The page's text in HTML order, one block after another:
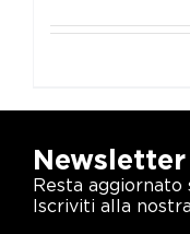
Newsletter
Resta aggiornato
Iscriviti alla